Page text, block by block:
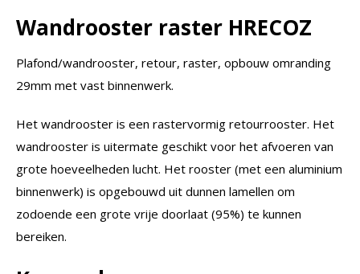
Wandrooster raster HRECOZ
Plafond/wandrooster, retour, raster, opbouw omranding
29mm met vast binnenwerk.
Het wandrooster is een rastervormig retourrooster. Het
wandrooster is uitermate geschikt voor het afvoeren van
grote hoeveelheden lucht. Het rooster (met een aluminium
binnenwerk) is opgebouwd uit dunnen lamellen om
zodoende een grote vrije doorlaat (95%) te kunnen
bereiken.